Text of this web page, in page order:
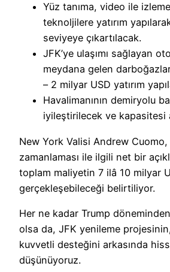
Yüz tanıma, video ile
teknoljilere yatırım
seviyeye çıkartılacak.
JFK’ye ulaşımı sağlayan
meydana gelen
– 2 milyar USD yatırım
Havalimanının demiryolu
iyileştirilecek ve kapasitesi
New York Valisi Andrew
zamanlaması ile ilgili net bir
toplam maliyetin 7 ilâ 10 milyar
gerçekleşebileceği belirtiliyor.
Her ne kadar Trump
olsa da, JFK yenileme
kuvvetli desteğini arkasında
düşünüyoruz.